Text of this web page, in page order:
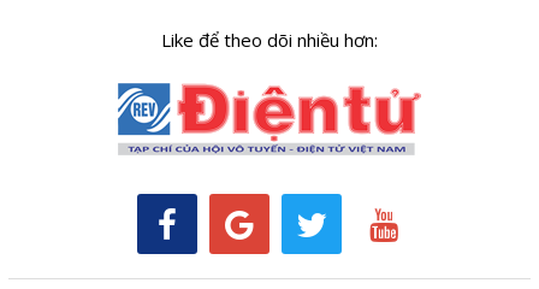
Like để theo dõi nhiều hơn: